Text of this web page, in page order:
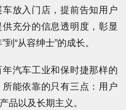
放入门店，提前告知用户
充分的信息透明度，彰显
“从容绅士”的成长。
汽车工业和保时捷那样的
能依靠的只有三点：用户
品以及长期主义。